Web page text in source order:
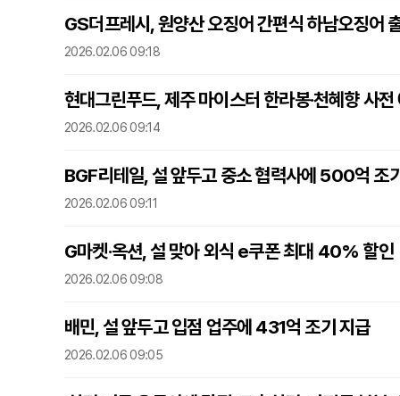
GS더프레시, 원양산 오징어 간편식 하남오징어
2026.02.06 09:18
현대그린푸드, 제주 마이스터 한라봉·천혜향 사전
2026.02.06 09:14
BGF리테일, 설 앞두고 중소 협력사에 500억 조
2026.02.06 09:11
G마켓·옥션, 설 맞아 외식 e쿠폰 최대 40% 할인
2026.02.06 09:08
배민, 설 앞두고 입점 업주에 431억 조기 지급
2026.02.06 09:05